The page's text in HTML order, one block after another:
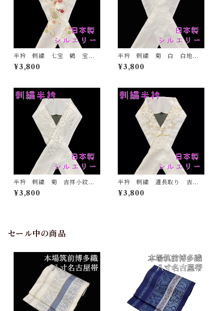
半衿 刺繍 七宝 鶴 宝尽
くし 白地 シルエリー 新
合繊 日本製 刺繍衿 和装
¥3,800
半衿 刺繍 菊 白 白地
シルエリー 新合繊 日本
製 刺繍衿 和装小物 着
¥3,800
半衿 刺繍 菊 吉祥小紋
銀 白地 シルエリー 新合
繊 日本製 刺繍衿 和装小
¥3,800
半衿 刺繍 道長取り 吉祥
紋 金 白地 シルエリー
新合繊 日本製 刺繍衿 和
¥3,800
セール中の商品